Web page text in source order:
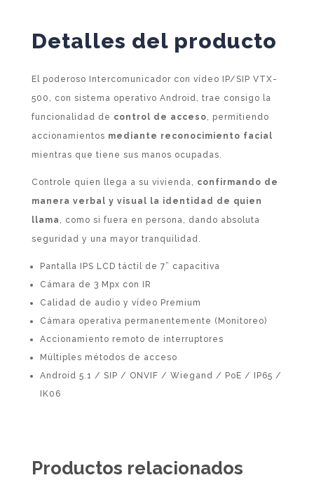
Detalles del producto
El poderoso Intercomunicador con vídeo IP/SIP VTX-
500, con sistema operativo Android, trae consigo la
funcionalidad de control de acceso , permitiendo
accionamientos mediante reconocimiento facial
mientras que tiene sus manos ocupadas.
Controle quien llega a su vivienda, confirmando de
manera verbal y visual la identidad de quien
llama
, como si fuera en persona, dando absoluta
seguridad y una mayor tranquilidad.
Pantalla IPS LCD táctil de 7” capacitiva
Cámara de 3 Mpx con IR
Calidad de audio y vídeo Premium
Cámara operativa permanentemente (Monitoreo)
Accionamiento remoto de interruptores
Múltiples métodos de acceso
Android 5.1 / SIP / ONVIF / Wiegand / PoE / IP65 /
IK06
Productos relacionados